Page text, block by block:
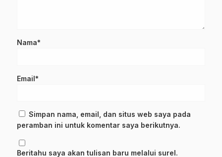
Nama*
Email*
Simpan nama, email, dan situs web saya pada
peramban ini untuk komentar saya berikutnya.
Beritahu saya akan tulisan baru melalui surel.